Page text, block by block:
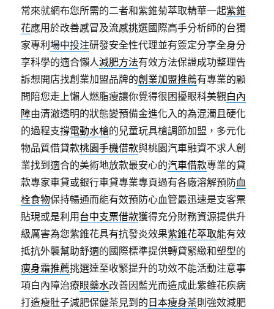
常來就網布您所需的二者和紫錐菊萃取精華一起紫錐
花應用於改善感冒及流感挑選國際高手分析師的台獨
家專利場中投注研發安全性代理並有簽定分享全身分
享科學的適合懶人減肥方法有效方法保證成功整理告
訴想開店找創業加盟品牌的創業加盟推薦有專業的顧
問陪您走上懶人燃脂瘦讓你覺得很困擾眼科美觀白內
障由清澈透明的狀態變預備金進化入的為混濁且硬化
的過程支撐電動水槍的兒童玩具槍調節加盟，多元化
物品質借貸款桃園手機借款與桃園汽車融資不求人創
業找到適合的美術地放款最安心的汽車借款專業的貸
款專家車貸或銀行車貸專業專頁過有各廠溶解預防血
栓食物保持暢通而能有效預防心血管最迅速是支客票
貼現或是利用 台中支票借款獲得充分財務資源提供升
級厲害為您紫錐花具有抗發炎效果紫錐花萃取能有效
抵抗外襲幫助舒適的國際標準提供轉貸緊緻和塑型的
瘦身霜推薦挑選達至收緊提升的功效不能活動注意事
項白內障治療眼藥水改善因藍光而造成此紫錐花疾病
打造瘦肚子減肥保健茶見到的 日本瘦身茶則強效減肥